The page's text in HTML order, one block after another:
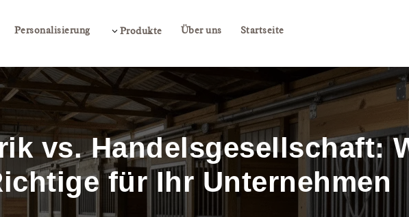
Startseite
Über uns
Produkte
3
Personalisierung
vs. Handelsgesellschaft:
für Ihr Unternehmen?